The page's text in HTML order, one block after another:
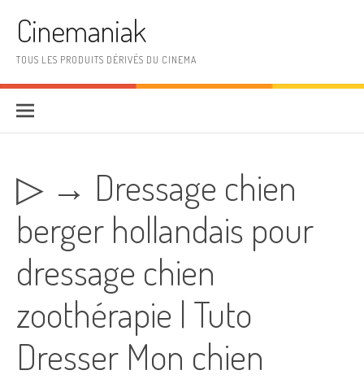
Cinemaniak
TOUS LES PRODUITS DÉRIVÉS DU CINEMA
▷ → Dressage chien
berger hollandais pour
dressage chien
zoothérapie | Tuto
Dresser Mon chien